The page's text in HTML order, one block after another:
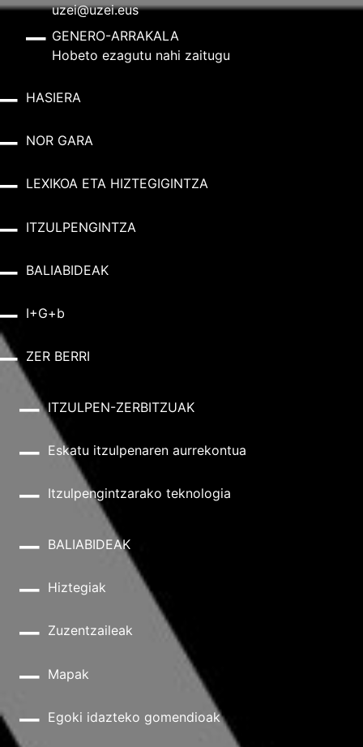
uzei@uzei.eus
GENERO-ARRAKALA
Hobeto ezagutu nahi zaitugu
HASIERA
NOR GARA
LEXIKOA ETA HIZTEGIGINTZA
ITZULPENGINTZA
BALIABIDEAK
I+G+b
ZER BERRI
ITZULPEN-ZERBITZUAK
Eskatu itzulpenaren aurrekontua
Itzulpengintzarako teknologia
BALIABIDEAK
Hiztegiak
Zuzentzaileak
Mapak
Egoki idazteko gomendioak